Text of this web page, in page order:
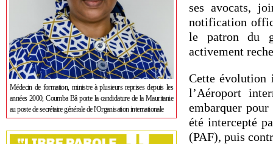
Médecin de formation, ministre à plusieurs reprises depuis les
années 2000, Coumba Bâ porte la candidature de la Mauritanie
au poste de secrétaire générale de l'Organisation internationale
ses avocats,
notification
le patron du
activement
Cette évolution
l’Aéroport
embarquer
été intercepté
(PAF), puis